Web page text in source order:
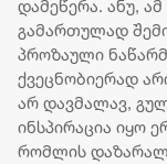
დამეწერა. ანუ,
გამართულად
პროზაული
ქვეცნობიერად
არ დავმალავ,
ინსპირაცია იყო
რომლის